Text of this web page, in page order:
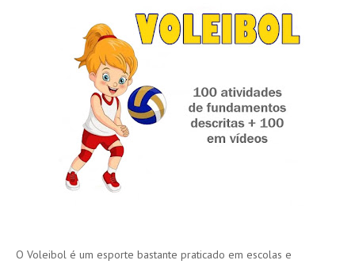
O Voleibol é um esporte bastante praticado em escolas e